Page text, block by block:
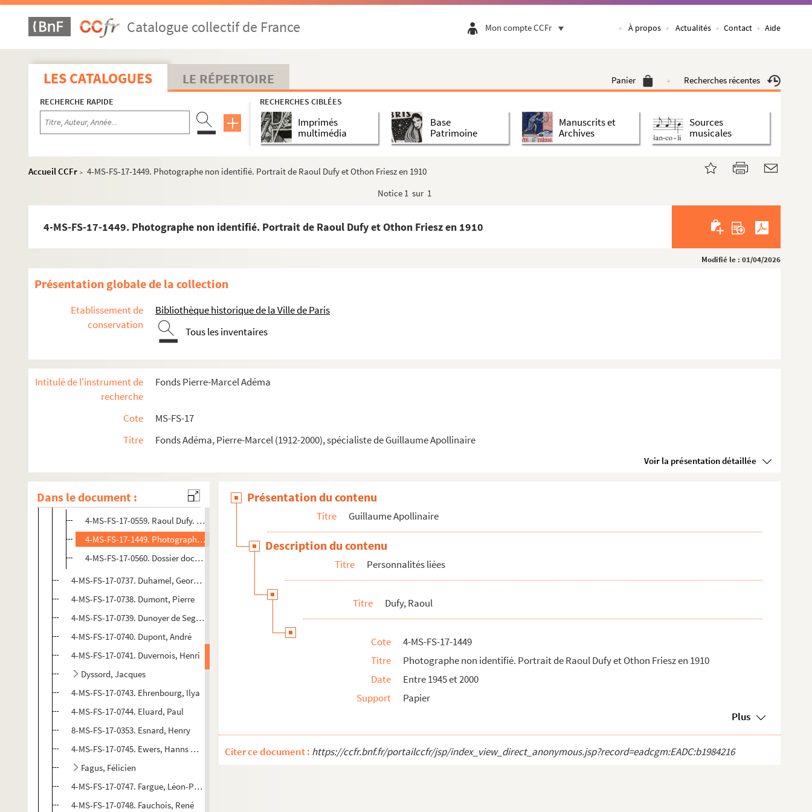
Catalogue collectif de France Mon compte CCFr À propos Actualités Contact Aide
LES CATALOGUES LE RÉPERTOIRE Panier Recherches récentes
RECHERCHE RAPIDE RECHERCHES CIBLÉES
Imprimés
multimédia
Base
Patrimoine
Manuscrits et
Archives
Sources
musicales
Accueil CCFr > 4-MS-FS-17-1449. Photographe non identifié. Portrait de Raoul Dufy et Othon Friesz en 1910
Notice 1 sur 1
4-MS-FS-17-1449. Photographe non identifié. Portrait de Raoul Dufy et Othon Friesz en 1910
Modifié le : 01/04/2026
Présentation globale de la collection
Etablissement de
conservation
Bibliothèque historique de la Ville de Paris
Tous les inventaires
Intitulé de l'instrument de
recherche
Fonds Pierre-Marcel Adéma
Cote
MS-FS-17
Titre
Fonds Adéma, Pierre-Marcel (1912-2000), spécialiste de Guillaume Apollinaire
Voir la présentation détaillée
Dans le document :
Delaunay, Sonia
8-MS-FS-17-0327. Delormel, Henri
4-MS-FS-17-0720. Delza, Mona
4-MS-FS-17-0721. Demeure, Fernand
Deniker, Nicolas
8-MS-FS-17-0328. Depaquit, Jules
8-MS-FS-17-0333. Georges Desvallières. "Notes sur le Salon d'automne",
A travers la quinzaine
4-MS-FS-17-0730. Diaghilev, Serge
8-MS-FS-17-0335. Diaz, Monnette
4-MS-FS-17-0731. Diraison-Seylor, Olivier
Divoire, Fernand
4-MS-FS-17-0734. Döblin, Alfred
4-MS-FS-17-1174. A. Dorian. La guerre des deux rives
8-MS-FS-17-0351. Drouot, Paul
4-MS-FS-17-0736. Duchamp, Marcel
Dufy, Raoul
4-MS-FS-17-0559. Raoul Dufy. Portrait de Fernand Fleuret
4-MS-FS-17-1449. Photographe non identifié. Portrait de Raoul Dufy et Othon Friesz en 1910
4-MS-FS-17-0560. Dossier documentaire
4-MS-FS-17-0737. Duhamel, Georges
4-MS-FS-17-0738. Dumont, Pierre
4-MS-FS-17-0739. Dunoyer de Segonzac, André
4-MS-FS-17-0740. Dupont, André
4-MS-FS-17-0741. Duvernois, Henri
Dyssord, Jacques
4-MS-FS-17-0743. Ehrenbourg, Ilya
4-MS-FS-17-0744. Eluard, Paul
8-MS-FS-17-0353. Esnard, Henry
4-MS-FS-17-0745. Ewers, Hanns Heinz
Fagus, Félicien
4-MS-FS-17-0747. Fargue, Léon-Paul
4-MS-FS-17-0748. Fauchois, René
Présentation du contenu
Titre Guillaume Apollinaire
Description du contenu
Titre Personnalités liées
Titre Dufy, Raoul
Cote
4-MS-FS-17-1449
Titre
Photographe non identifié. Portrait de Raoul Dufy et Othon Friesz en 1910
Date
Entre 1945 et 2000
Support
Papier
Plus
Citer ce document : https://ccfr.bnf.fr/portailccfr/jsp/index_view_direct_anonymous.jsp?record=eadcgm:EADC:b1984216